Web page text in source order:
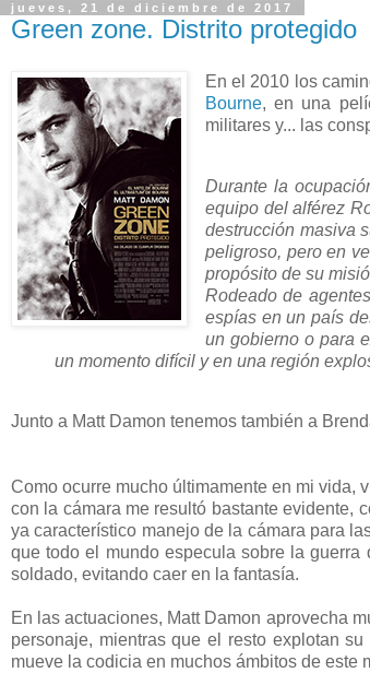
jueves, 21 de diciembre de 2017
Green zone. Distrito protegido
En el 2010 los
Bourne, en una
militares y... las
Durante la
equipo del alférez
destrucción masiva
peligroso, pero en
propósito de su
Rodeado de
espías en un país
un gobierno o para
un momento difícil y en una región
Junto a Matt Damon tenemos también a
Como ocurre mucho últimamente en mi vida,
con la cámara me resultó bastante evidente,
ya característico manejo de la cámara para
que todo el mundo especula sobre la
soldado, evitando caer en la fantasía.
En las actuaciones, Matt Damon aprovecha
personaje, mientras que el resto explotan
mueve la codicia en muchos ámbitos de este